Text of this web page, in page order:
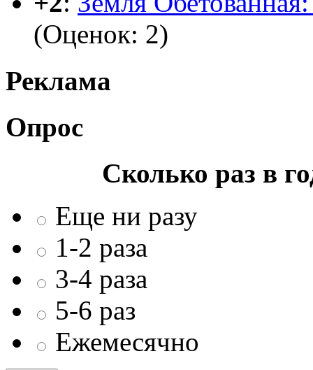
(Оценок: 2)
Реклама
Опрос
Сколько раз в
Еще ни разу
1-2 раза
3-4 раза
5-6 раз
Ежемесячно